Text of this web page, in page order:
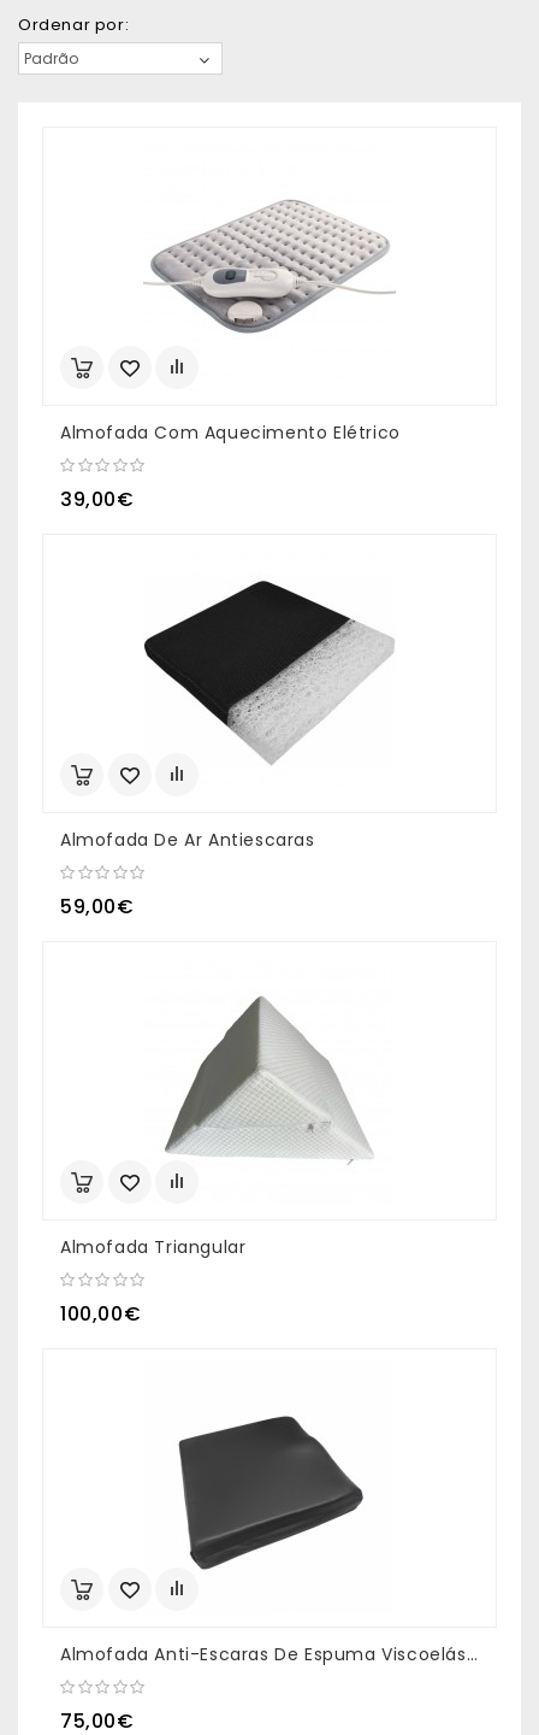
Ordenar por:
Almofada Com Aquecimento Elétrico
39,00€
Almofada De Ar Antiescaras
59,00€
Almofada Triangular
100,00€
Almofada Anti-Escaras De Espuma Viscoelástica
75,00€